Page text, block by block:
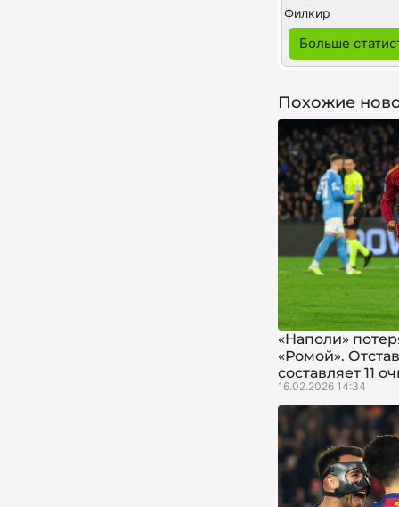
Филкир
Больше
Похожие
«Наполи»
«Ромой».
составляет 11
16.02.2026 14:34